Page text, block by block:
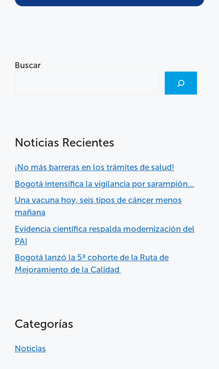
Buscar
Noticias Recientes
¡No más barreras en los trámites de salud!
Bogotá intensifica la vigilancia por sarampión…
Una vacuna hoy, seis tipos de cáncer menos
mañana
Evidencia científica respalda modernización del
PAI
Bogotá lanzó la 5ª cohorte de la Ruta de
Mejoramiento de la Calidad
Categorías
Noticias